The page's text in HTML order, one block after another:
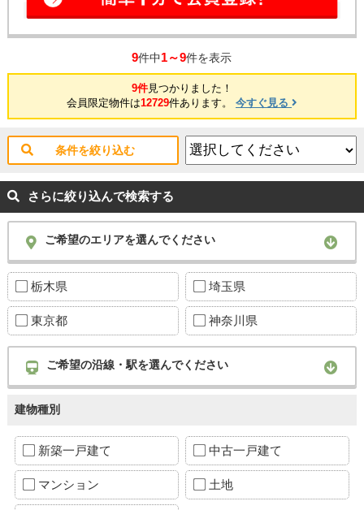
9件中1～9件を表示
9件見つかりました！
会員限定物件は12729件あります。 今すぐ見る
条件を絞り込む
さらに絞り込んで検索する
ご希望のエリアを選んでください
栃木県 埼玉県
東京都 神奈川県
ご希望の沿線・駅を選んでください
建物種別
新築一戸建て 中古一戸建て
マンション 土地